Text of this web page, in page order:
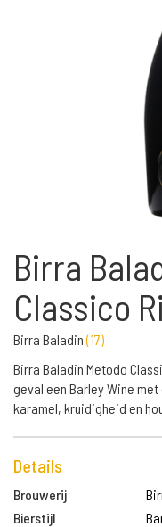
Birra
Classico
Birra Baladin(17)
Birra Baladin Metodo
geval een Barley Wine
karamel, kruidigheid en
Details
Brouwerij
Bierstijl